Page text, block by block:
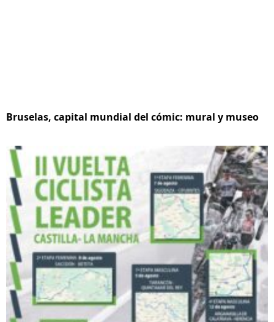
Bruselas, capital mundial del cómic: mural y museo